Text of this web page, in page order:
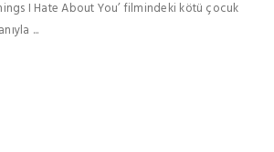
I Hate About You’ filmindeki kötü çocuk
...